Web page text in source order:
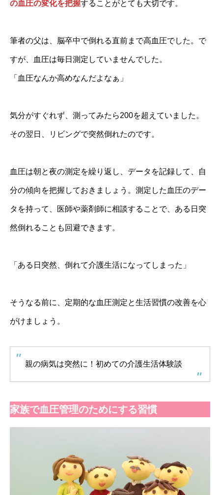
の血圧の変化を把握することがとても大切です。
筆者の父は、脳卒中で倒れる直前まで高血圧でした。で
すが、血圧は毎日測定していませんでした。
「血圧なんか高めなんだよなぁ」
気分がすぐれず、測ってみたら200を超えていました。
その翌日、リビングで突然倒れたのです。
血圧は朝と夜の測定を繰り返し、データを記録して、自
分の傾向を把握しておきましょう。測定した血圧のデー
タを持って、医師や薬剤師に相談することで、ある日突
然倒れることも回避できます。
「ある日突然、倒れて介護生活になってしまった」
そうなる前に、定期的な血圧測定と生活習慣の改善を心
がけましょう。
親の病気は突然に！初めての介護生活体験談
家族で血圧管理のためにする習慣